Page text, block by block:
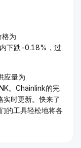
为
下跌-0.18%，过
应量为
。Chainlink的完
时更新。快来了
的工具轻松地将各